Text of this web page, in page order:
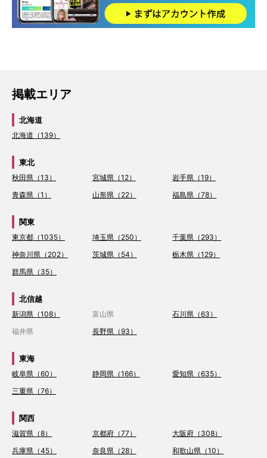
掲載エリア
北海道
北海道（139）
東北
秋田県（13） 宮城県（12）
岩手県（19）
青森県（1）
山形県（22） 福島県（78）
関東
東京都（1035） 埼玉県（250）
千葉県（293）
神奈川県（202）
茨城県（54）
栃木県（129）
群馬県（35）
北信越
新潟県（108） 富山県
石川県（63）
福井県
長野県（93）
東海
岐阜県（60） 静岡県（166）
愛知県（635）
三重県（76）
関西
滋賀県（8） 京都府（77）
大阪府（308）
兵庫県（45）
奈良県（28） 和歌山県（10）